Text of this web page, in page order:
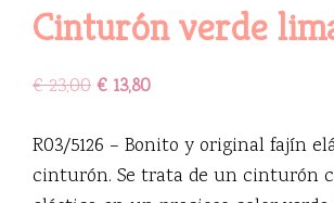
Cinturón verde
€23,00€ 13,80
R03/5126 – Bonito y original fajín
cinturón. Se trata de un cinturón